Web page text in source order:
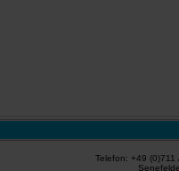
Telefon: +49